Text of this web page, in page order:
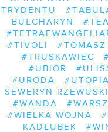
TRYDENTU
BUŁCHARYN
#TIVOLI
#TOMASZ
#TRUSKAWIEC
#UBIÓR
#URODA
#UTOPIA
SEWERYN RZEWUSKI
#WANDA
#WIELKA WOJNA
KADŁUBEK